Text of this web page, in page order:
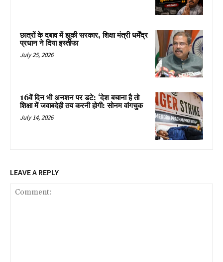
छात्रों के दबाव में झुकी सरकार, शिक्षा मंत्री धर्मेंद्र
प्रधान ने दिया इस्तीफा
July 25, 2026
16वें दिन भी अनशन पर डटे: ‘देश बचाना है तो
शिक्षा में जवाबदेही तय करनी होगी: सोनम वांगचुक
July 14, 2026
LEAVE A REPLY